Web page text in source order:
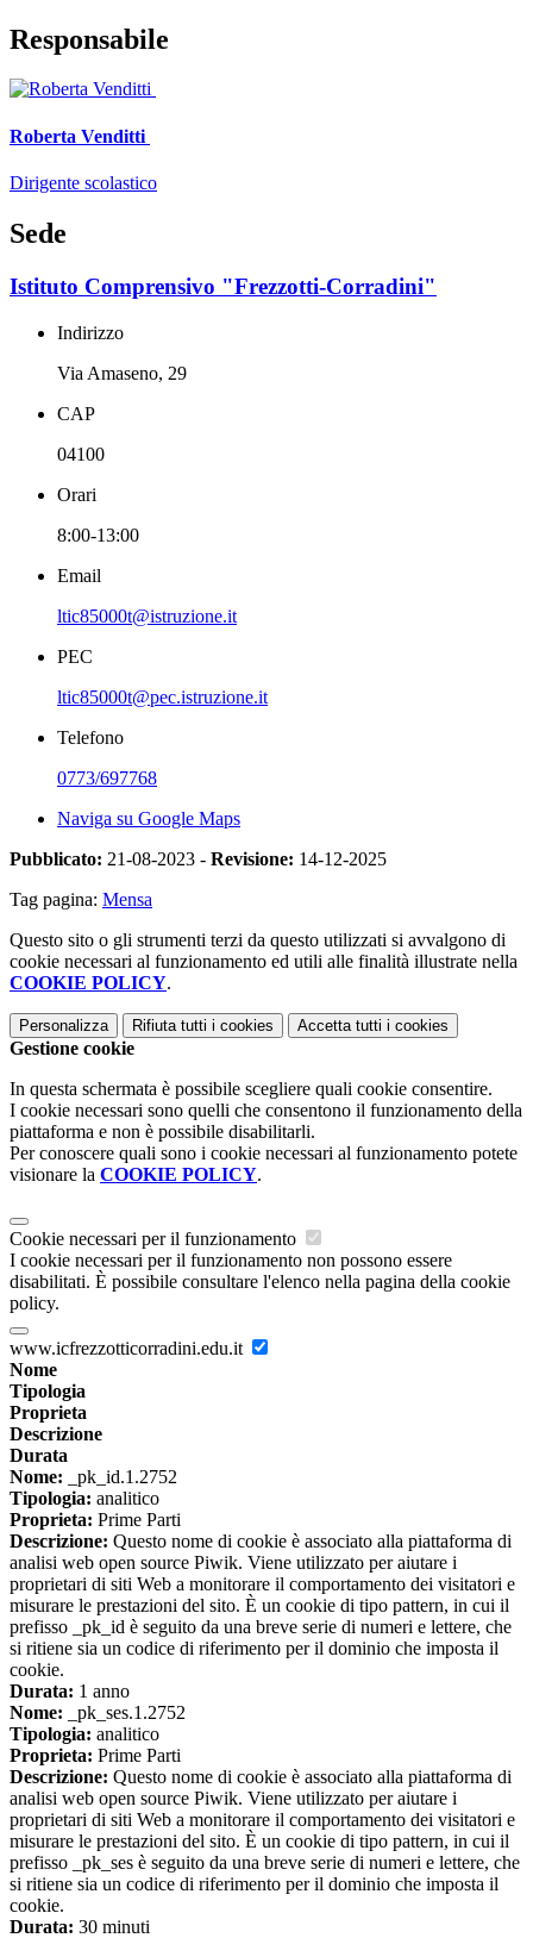
Responsabile
Roberta Venditti
Dirigente scolastico
Sede
Istituto Comprensivo "Frezzotti-Corradini"
Indirizzo
Via Amaseno, 29
CAP
04100
Orari
8:00-13:00
Email
ltic85000t@istruzione.it
PEC
ltic85000t@pec.istruzione.it
Telefono
0773/697768
Naviga su Google Maps
Pubblicato: 21-08-2023 - Revisione: 14-12-2025
Tag pagina: Mensa
Questo sito o gli strumenti terzi da questo utilizzati si avvalgono di
cookie necessari al funzionamento ed utili alle finalità illustrate nella
COOKIE POLICY.
Personalizza Rifiuta tutti i cookies Accetta tutti i cookies
Gestione cookie
In questa schermata è possibile scegliere quali cookie consentire.
I cookie necessari sono quelli che consentono il funzionamento della
piattaforma e non è possibile disabilitarli.
Per conoscere quali sono i cookie necessari al funzionamento potete
visionare la COOKIE POLICY.
Cookie necessari per il funzionamento
I cookie necessari per il funzionamento non possono essere
disabilitati. È possibile consultare l'elenco nella pagina della cookie
policy.
www.icfrezzotticorradini.edu.it
Nome
Tipologia
Proprieta
Descrizione
Durata
Nome: _pk_id.1.2752
Tipologia: analitico
Proprieta: Prime Parti
Descrizione: Questo nome di cookie è associato alla piattaforma di
analisi web open source Piwik. Viene utilizzato per aiutare i
proprietari di siti Web a monitorare il comportamento dei visitatori e
misurare le prestazioni del sito. È un cookie di tipo pattern, in cui il
prefisso _pk_id è seguito da una breve serie di numeri e lettere, che
si ritiene sia un codice di riferimento per il dominio che imposta il
cookie.
Durata: 1 anno
Nome: _pk_ses.1.2752
Tipologia: analitico
Proprieta: Prime Parti
Descrizione: Questo nome di cookie è associato alla piattaforma di
analisi web open source Piwik. Viene utilizzato per aiutare i
proprietari di siti Web a monitorare il comportamento dei visitatori e
misurare le prestazioni del sito. È un cookie di tipo pattern, in cui il
prefisso _pk_ses è seguito da una breve serie di numeri e lettere, che
si ritiene sia un codice di riferimento per il dominio che imposta il
cookie.
Durata: 30 minuti